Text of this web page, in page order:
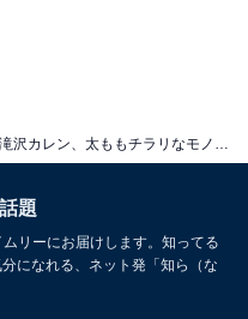
滝沢カレン、太ももチラリなモノトーンコーデ姿を披露！ 透け感強めのスカートもさらりと着こなす
題
リーにお届けします。知ってる
になれる、ネット発「知ら（な